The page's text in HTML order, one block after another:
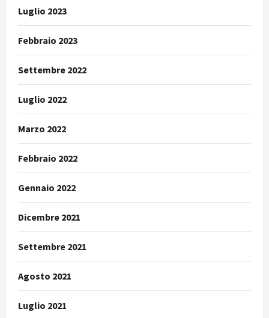
Luglio 2023
Febbraio 2023
Settembre 2022
Luglio 2022
Marzo 2022
Febbraio 2022
Gennaio 2022
Dicembre 2021
Settembre 2021
Agosto 2021
Luglio 2021